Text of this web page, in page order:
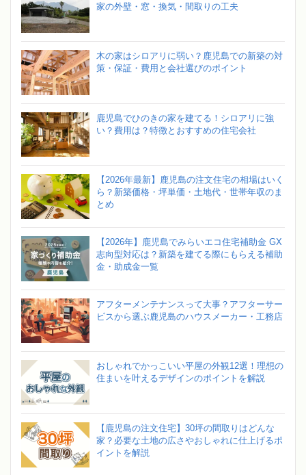
家の外壁・窓・換気・間取りの工夫
木の家はシロアリに弱い？鹿児島での新築の対
策・保証・費用と会社選びのポイント
鹿児島でひのきの家を建てる！シロアリに強
い？費用は？特徴とおすすめの住宅会社
【2026年最新】鹿児島の注文住宅の相場はいく
ら？新築価格・坪単価・土地代・世帯年収のま
とめ
【2026年】鹿児島でみらいエコ住宅補助金 GX
志向型対応は？新築を建てる際にもらえる補助
金・助成金一覧
アフターメンテナンスって大事？アフターサー
ビスから選ぶ鹿児島のハウスメーカー・工務店
おしゃれでかっこいい平屋の外観12選！理想の
住まいを叶えるデザインのポイントを解説
【鹿児島の注文住宅】30坪の間取りはどんな
家？必要な土地の広さやおしゃれに仕上げるポ
イントを解説